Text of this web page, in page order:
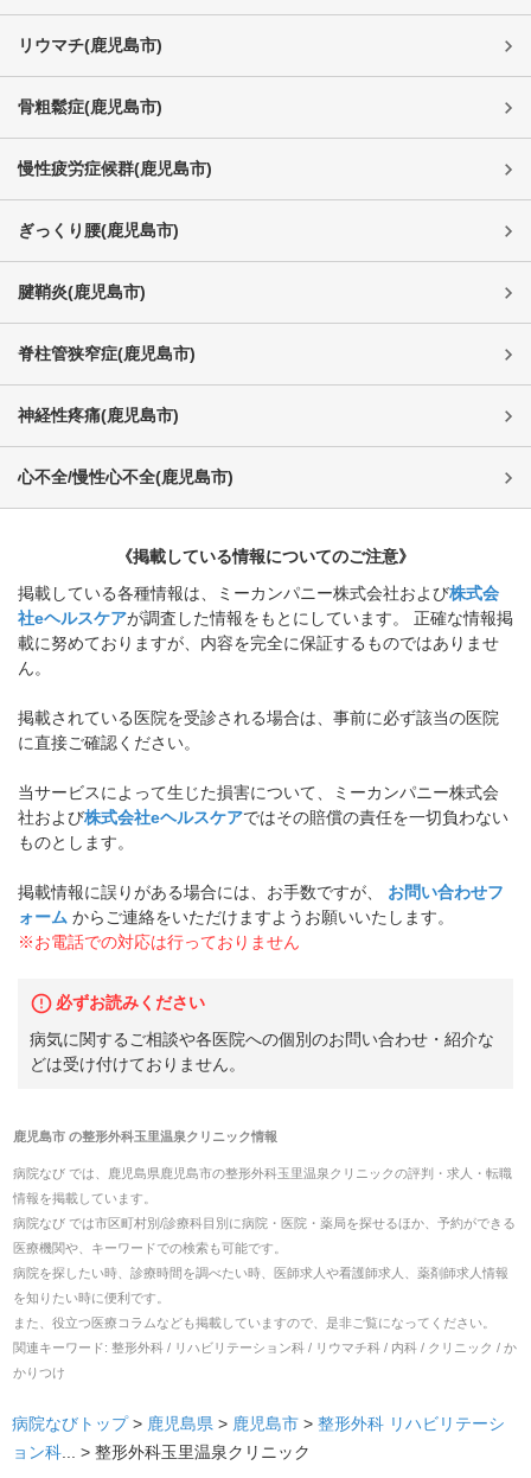
リウマチ(鹿児島市)
骨粗鬆症(鹿児島市)
慢性疲労症候群(鹿児島市)
ぎっくり腰(鹿児島市)
腱鞘炎(鹿児島市)
脊柱管狭窄症(鹿児島市)
神経性疼痛(鹿児島市)
心不全/慢性心不全(鹿児島市)
《掲載している情報についてのご注意》
掲載している各種情報は、ミーカンパニー株式会社および株式会
社eヘルスケアが調査した情報をもとにしています。 正確な情報掲
載に努めておりますが、内容を完全に保証するものではありませ
ん。
掲載されている医院を受診される場合は、事前に必ず該当の医院
に直接ご確認ください。
当サービスによって生じた損害について、ミーカンパニー株式会
社および株式会社eヘルスケアではその賠償の責任を一切負わない
ものとします。
掲載情報に誤りがある場合には、お手数ですが、
お問い合わせフ
ォーム からご連絡をいただけますようお願いいたします。
※お電話での対応は行っておりません
必ずお読みください
病気に関するご相談や各医院への個別のお問い合わせ・紹介な
どは受け付けておりません。
鹿児島市の整形外科玉里温泉クリニック情報
病院なび では、 鹿児島県鹿児島市の整形外科玉里温泉クリニックの評判・求人・転職
情報を掲載しています。
病院なび では市区町村別/診療科目別に病院・医院・薬局を探せるほか、予約ができる
医療機関や、キーワードでの検索も可能です。
病院を探したい時、診療時間を調べたい時、医師求人や看護師求人、薬剤師求人情報
を知りたい時に便利です。
また、役立つ医療コラムなども掲載していますので、是非ご覧になってください。
関連キーワード: 整形外科 / リハビリテーション科 / リウマチ科 / 内科 / クリニック / か
かりつけ
病院なびトップ > 鹿児島県 > 鹿児島市 > 整形外科 リハビリテーシ
ョン科... > 整形外科玉里温泉クリニック